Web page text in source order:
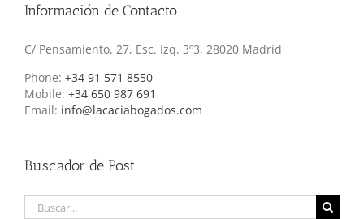
Información de Contacto
C/ Pensamiento, 27, Esc. Izq. 3º3, 28020 Madrid
Phone: +34 91 571 8550
Mobile: +34 650 987 691
Email: info@lacaciabogados.com
Buscador de Post
Buscar: